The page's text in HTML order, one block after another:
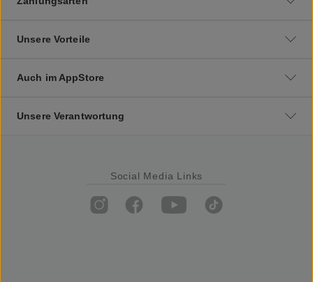
Unsere Vorteile
Auch im AppStore
Unsere Verantwortung
Social Media Links